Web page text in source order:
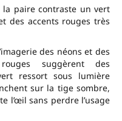
la paire contraste un vert
des accents rouges très
des néons et des
suggèrent des
ressort sous lumière
sur la tige sombre,
l’œil sans perdre l’usage